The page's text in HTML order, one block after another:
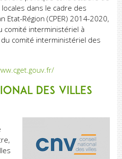
locales dans le cadre des
Etat-Région (CPER) 2014-2020,
comité interministériel à
comité interministériel des
des Villes